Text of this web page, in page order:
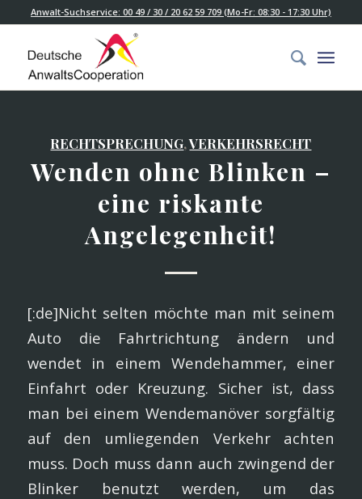
Anwalt-Suchservice: 00 49 / 30 / 20 62 59 709 (Mo-Fr: 08:30 - 17:30 Uhr)
RECHTSPRECHUNG,VERKEHRSRECHT
Wenden ohne Blinken –
eine riskante
Angelegenheit!
[:de]Nicht selten möchte man mit seinem
Auto die Fahrtrichtung ändern und
wendet in einem Wendehammer, einer
Einfahrt oder Kreuzung. Sicher ist, dass
man bei einem Wendemanöver sorgfältig
auf den umliegenden Verkehr achten
muss. Doch muss dann auch zwingend der
Blinker benutzt werden, um das